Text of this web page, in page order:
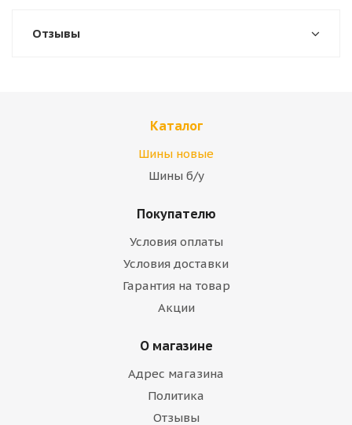
Отзывы
Каталог
Шины новые
Шины б/у
Покупателю
Условия оплаты
Условия доставки
Гарантия на товар
Акции
О магазине
Адрес магазина
Политика
Отзывы